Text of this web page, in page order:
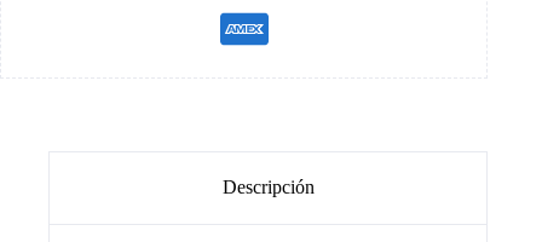
Descripción